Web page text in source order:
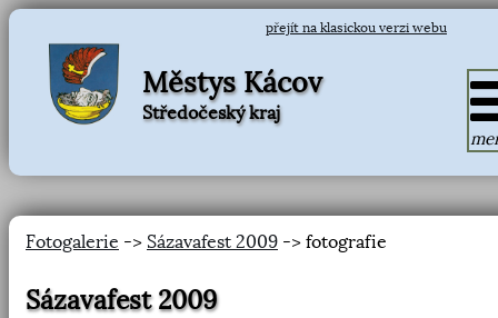
přejít na klasickou verzi webu
Městys Kácov
Středočeský kraj
Fotogalerie -> Sázavafest 2009 -> fotografie
Sázavafest 2009